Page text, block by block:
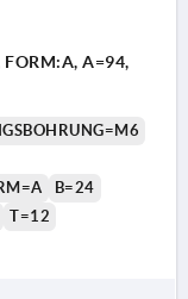
FORM:A, A=94,
B=24
T=12